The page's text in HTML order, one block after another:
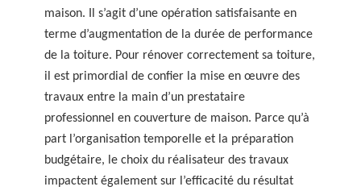
maison. Il s’agit d’une opération satisfaisante en
terme d’augmentation de la durée de performance
de la toiture. Pour rénover correctement sa toiture,
il est primordial de confier la mise en œuvre des
travaux entre la main d’un prestataire
professionnel en couverture de maison. Parce qu’à
part l’organisation temporelle et la préparation
budgétaire, le choix du réalisateur des travaux
impactent également sur l’efficacité du résultat